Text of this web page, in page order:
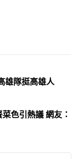
雄隊挺高雄人
色引熱議 網友：